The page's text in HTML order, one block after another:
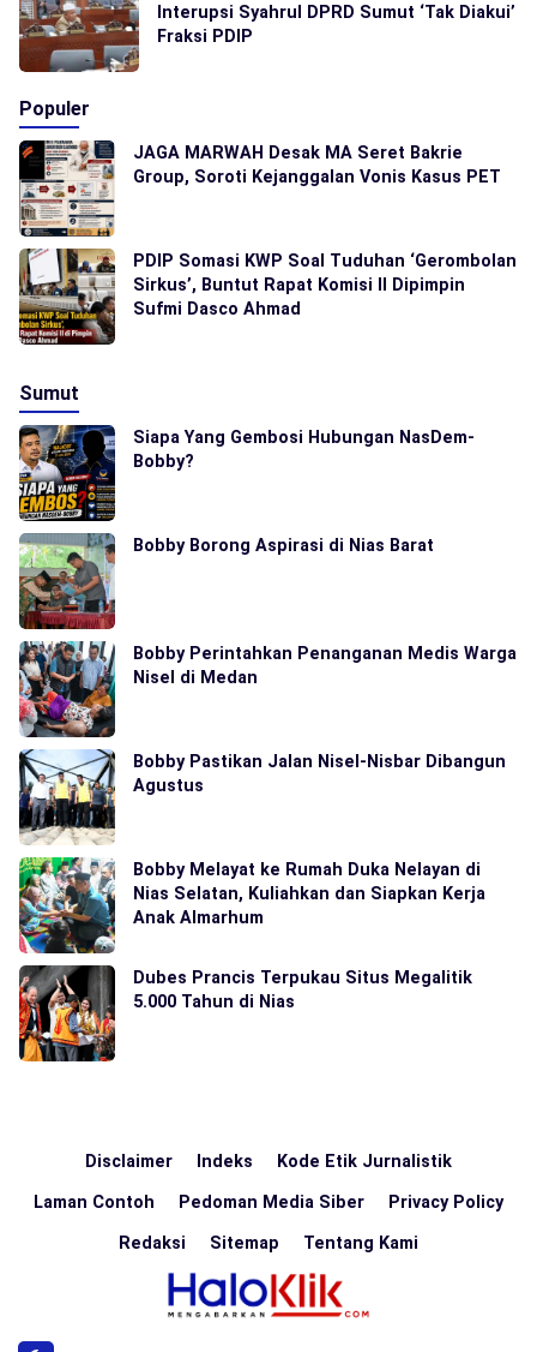
Interupsi Syahrul DPRD Sumut ‘Tak Diakui’
Fraksi PDIP
Populer
JAGA MARWAH Desak MA Seret Bakrie
Group, Soroti Kejanggalan Vonis Kasus PET
PDIP Somasi KWP Soal Tuduhan ‘Gerombolan
Sirkus’, Buntut Rapat Komisi II Dipimpin
Sufmi Dasco Ahmad
Sumut
Siapa Yang Gembosi Hubungan NasDem-
Bobby?
Bobby Borong Aspirasi di Nias Barat
Bobby Perintahkan Penanganan Medis Warga
Nisel di Medan
Bobby Pastikan Jalan Nisel-Nisbar Dibangun
Agustus
Bobby Melayat ke Rumah Duka Nelayan di
Nias Selatan, Kuliahkan dan Siapkan Kerja
Anak Almarhum
Dubes Prancis Terpukau Situs Megalitik
5.000 Tahun di Nias
Disclaimer Indeks Kode Etik Jurnalistik
Laman Contoh Pedoman Media Siber Privacy Policy
Redaksi Sitemap Tentang Kami